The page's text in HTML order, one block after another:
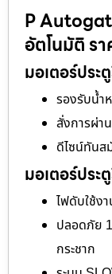
P
อัตโนมัติ ร
มอเตอร์ประ
รองรับน้ำ
สั่งการผ่า
ดีไซน์ทันส
มอเตอร์ประ
ไฟดับใช้ง
ปลอดภัย
กระชาก